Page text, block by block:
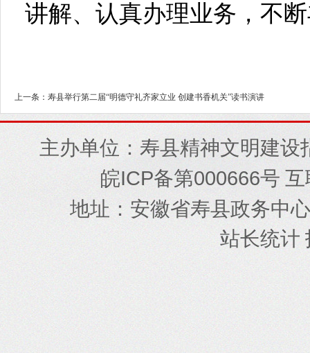
讲解、认真办理业务，不
上一条：寿县举行第二届“明德守礼齐家立业 创建书香机关”读书演讲
主办单位：寿县精神文明建
皖ICP备第000666号
地址 ： 安徽省寿县政务中心
站长统计